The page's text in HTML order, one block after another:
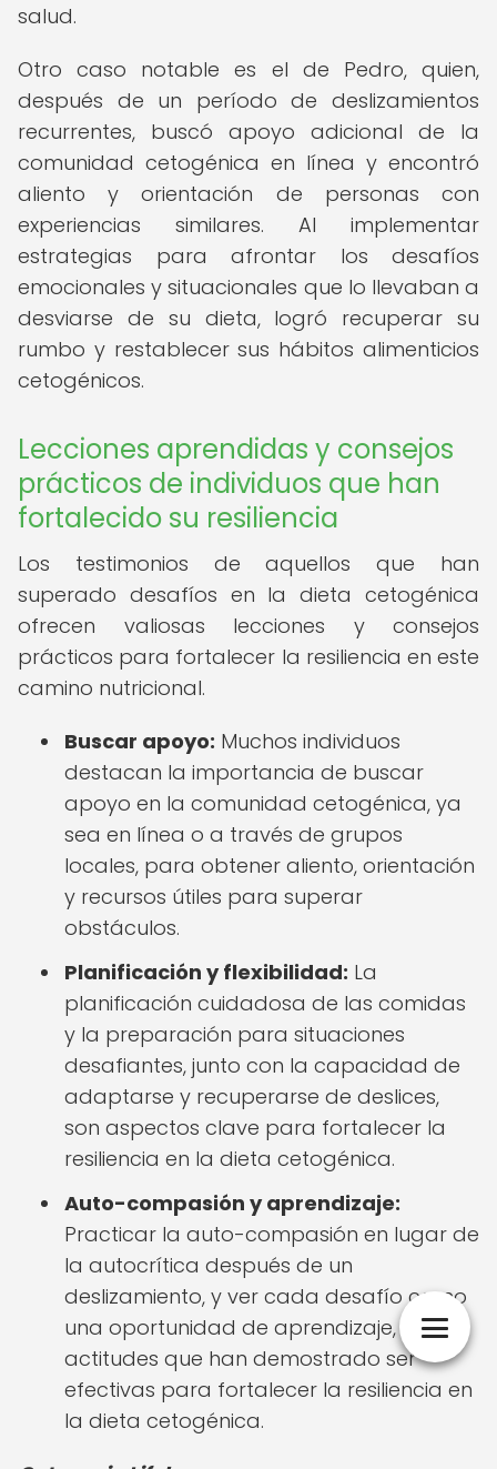
salud.
Otro caso notable es el de Pedro, quien,
después de un período de deslizamientos
recurrentes, buscó apoyo adicional de la
comunidad cetogénica en línea y encontró
aliento y orientación de personas con
experiencias similares. Al implementar
estrategias para afrontar los desafíos
emocionales y situacionales que lo llevaban a
desviarse de su dieta, logró recuperar su
rumbo y restablecer sus hábitos alimenticios
cetogénicos.
Lecciones aprendidas y consejos
prácticos de individuos que han
fortalecido su resiliencia
Los testimonios de aquellos que han
superado desafíos en la dieta cetogénica
ofrecen valiosas lecciones y consejos
prácticos para fortalecer la resiliencia en este
camino nutricional.
Buscar apoyo: Muchos individuos
destacan la importancia de buscar
apoyo en la comunidad cetogénica, ya
sea en línea o a través de grupos
locales, para obtener aliento, orientación
y recursos útiles para superar
obstáculos.
Planificación y flexibilidad: La
planificación cuidadosa de las comidas
y la preparación para situaciones
desafiantes, junto con la capacidad de
adaptarse y recuperarse de deslices,
son aspectos clave para fortalecer la
resiliencia en la dieta cetogénica.
Auto-compasión y aprendizaje:
Practicar la auto-compasión en lugar de
la autocrítica después de un
deslizamiento, y ver cada desafío como
una oportunidad de aprendizaje, son
actitudes que han demostrado ser
efectivas para fortalecer la resiliencia en
la dieta cetogénica.